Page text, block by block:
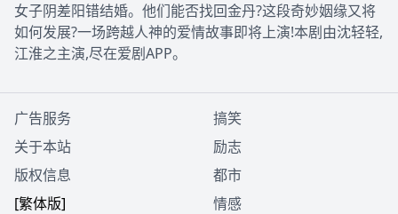
女子阴差阳错结婚。他们能否找回金丹?这段奇妙姻缘又将
如何发展?一场跨越人神的爱情故事即将上演!本剧由沈轻轻,
江淮之主演,尽在爱剧APP。
广告服务
关于本站
版权信息
[繁体版]
搞笑
励志
都市
情感